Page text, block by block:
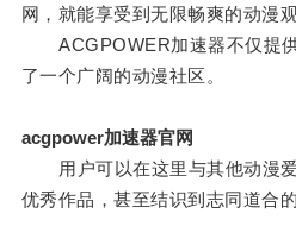
网，就能享受到无限畅爽的动漫观
ACGPOWER加速器不仅提供
了一个广阔的动漫社区。
acgpower加速器官网
用户可以在这里与其他动漫爱
优秀作品，甚至结识到志同道合的